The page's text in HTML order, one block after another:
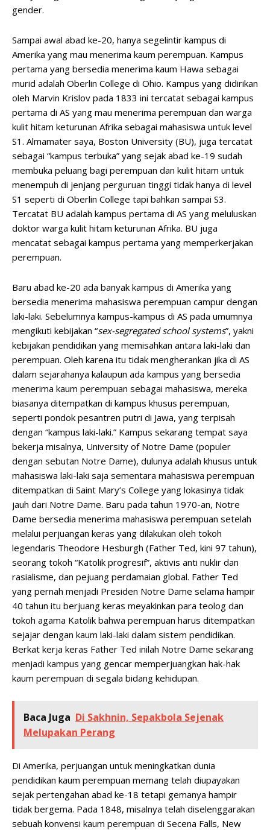
gender.
Sampai awal abad ke-20, hanya segelintir kampus di
Amerika yang mau menerima kaum perempuan. Kampus
pertama yang bersedia menerima kaum Hawa sebagai
murid adalah Oberlin College di Ohio. Kampus yang didirikan
oleh Marvin Krislov pada 1833 ini tercatat sebagai kampus
pertama di AS yang mau menerima perempuan dan warga
kulit hitam keturunan Afrika sebagai mahasiswa untuk level
S1. Almamater saya, Boston University (BU), juga tercatat
sebagai “kampus terbuka” yang sejak abad ke-19 sudah
membuka peluang bagi perempuan dan kulit hitam untuk
menempuh di jenjang perguruan tinggi tidak hanya di level
S1 seperti di Oberlin College tapi bahkan sampai S3.
Tercatat BU adalah kampus pertama di AS yang meluluskan
doktor warga kulit hitam keturunan Afrika. BU juga
mencatat sebagai kampus pertama yang memperkerjakan
perempuan.
Baru abad ke-20 ada banyak kampus di Amerika yang
bersedia menerima mahasiswa perempuan campur dengan
laki-laki. Sebelumnya kampus-kampus di AS pada umumnya
mengikuti kebijakan “sex-segregated school systems”, yakni
kebijakan pendidikan yang memisahkan antara laki-laki dan
perempuan. Oleh karena itu tidak mengherankan jika di AS
dalam sejarahanya kalaupun ada kampus yang bersedia
menerima kaum perempuan sebagai mahasiswa, mereka
biasanya ditempatkan di kampus khusus perempuan,
seperti pondok pesantren putri di Jawa, yang terpisah
dengan “kampus laki-laki.” Kampus sekarang tempat saya
bekerja misalnya, University of Notre Dame (populer
dengan sebutan Notre Dame), dulunya adalah khusus untuk
mahasiswa laki-laki saja sementara mahasiswa perempuan
ditempatkan di Saint Mary’s College yang lokasinya tidak
jauh dari Notre Dame. Baru pada tahun 1970-an, Notre
Dame bersedia menerima mahasiswa perempuan setelah
melalui perjuangan keras yang dilakukan oleh tokoh
legendaris Theodore Hesburgh (Father Ted, kini 97 tahun),
seorang tokoh “Katolik progresif”, aktivis anti nuklir dan
rasialisme, dan pejuang perdamaian global. Father Ted
yang pernah menjadi Presiden Notre Dame selama hampir
40 tahun itu berjuang keras meyakinkan para teolog dan
tokoh agama Katolik bahwa perempuan harus ditempatkan
sejajar dengan kaum laki-laki dalam sistem pendidikan.
Berkat kerja keras Father Ted inilah Notre Dame sekarang
menjadi kampus yang gencar memperjuangkan hak-hak
kaum perempuan di segala bidang kehidupan.
Baca Juga Di Sakhnin, Sepakbola Sejenak
Melupakan Perang
Di Amerika, perjuangan untuk meningkatkan dunia
pendidikan kaum perempuan memang telah diupayakan
sejak pertengahan abad ke-18 tetapi gemanya hampir
tidak bergema. Pada 1848, misalnya telah diselenggarakan
sebuah konvensi kaum perempuan di Secena Falls, New